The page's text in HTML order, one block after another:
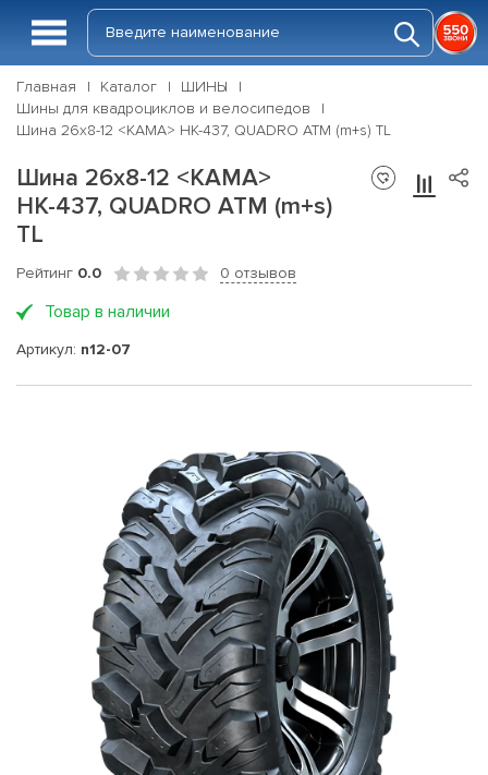
Главная Каталог
ШИНЫ
Шины для квадроциклов и велосипедов
Шина 26х8-12 <КАМА> НК-437, QUADRO ATM (m+s) TL
Шина 26х8-12 <КАМА>
НК-437, QUADRO ATM (m+s)
TL
Рейтинг 0.0 0 отзывов
Товар в наличии
Артикул: n12-07